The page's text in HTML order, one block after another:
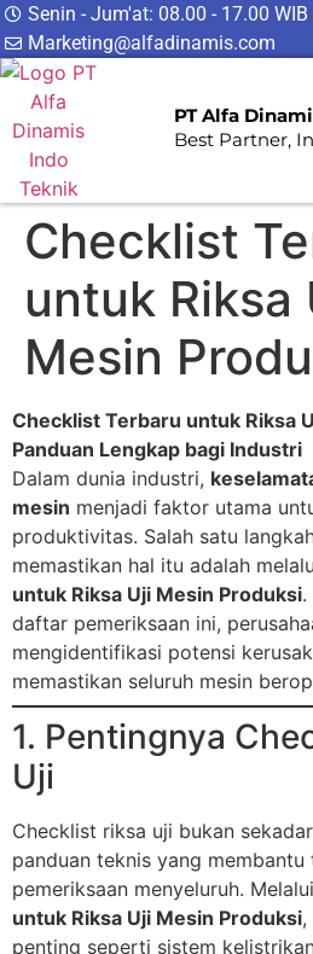
Senin - Jum'at: 08.00 - 17.00 WIB
Marketing@alfadinamis.com
PT Alfa
Best Partner,
Checklist
untuk Riksa
Mesin
Checklist Terbaru untuk Riksa
Panduan Lengkap bagi Industri
Dalam dunia industri,
mesin menjadi faktor utama
produktivitas. Salah satu
memastikan hal itu adalah
untuk Riksa Uji Mesin Produksi.
daftar pemeriksaan ini,
mengidentifikasi potensi
memastikan seluruh mesin
1. Pentingnya
Uji
Checklist riksa uji bukan
panduan teknis yang
pemeriksaan menyeluruh. Melalui
untuk Riksa Uji Mesin Produksi,
penting seperti sistem